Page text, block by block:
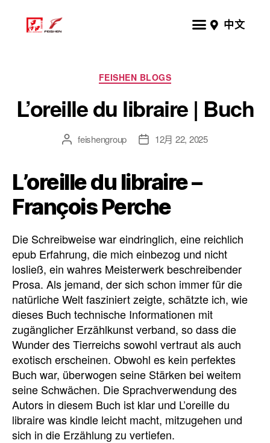
中文
FEISHEN BLOGS
L’oreille du libraire | Buch
feishengroup 12月 22, 2025
L’oreille du libraire –
François Perche
Die Schreibweise war eindringlich, eine reichlich
epub Erfahrung, die mich einbezog und nicht
losließ, ein wahres Meisterwerk beschreibender
Prosa. Als jemand, der sich schon immer für die
natürliche Welt fasziniert zeigte, schätzte ich, wie
dieses Buch technische Informationen mit
zugänglicher Erzählkunst verband, so dass die
Wunder des Tierreichs sowohl vertraut als auch
exotisch erscheinen. Obwohl es kein perfektes
Buch war, überwogen seine Stärken bei weitem
seine Schwächen. Die Sprachverwendung des
Autors in diesem Buch ist klar und L’oreille du
libraire was kindle leicht macht, mitzugehen und
sich in die Erzählung zu vertiefen.